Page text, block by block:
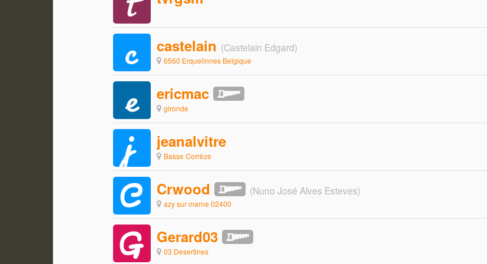
castelain (Castelain Edgard)
6560 Erquelinnes Belgique
ericmac
gironde
jeanalvitre
Basse Corrèze
Crwood (Nuno José Alves Esteves)
azy sur marne 02400
Gerard03
03 Desertines